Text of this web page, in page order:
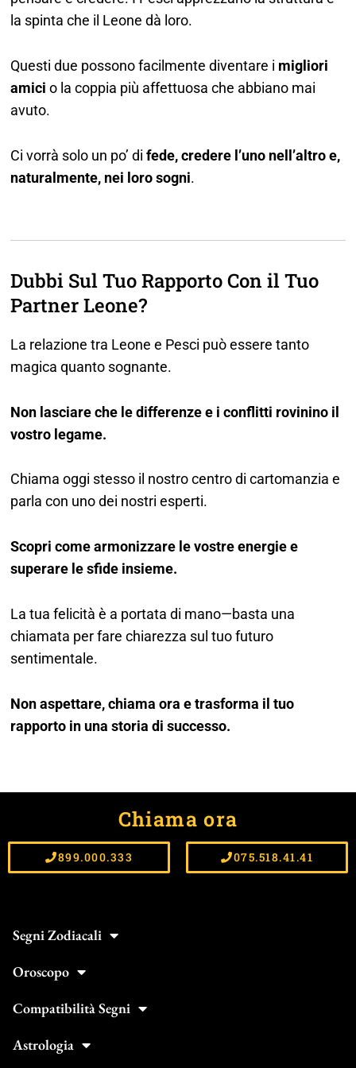
la spinta che il Leone dà loro.
Questi due possono facilmente diventare i migliori
amici o la coppia più affettuosa che abbiano mai
avuto.
Ci vorrà solo un po’ difede, credere l’uno nell’altro e,
naturalmente, nei loro sogni.
Dubbi Sul Tuo Rapporto Con il Tuo
Partner Leone?
La relazione tra Leone e Pesci può essere tanto
magica quanto sognante.
Non lasciare che le differenze e i conflitti rovinino il
vostro legame.
Chiama oggi stesso il nostro centro di cartomanzia e
parla con uno dei nostri esperti.
Scopri come armonizzare le vostre energie e
superare le sfide insieme.
La tua felicità è a portata di mano—basta una
chiamata per fare chiarezza sul tuo futuro
sentimentale.
Non aspettare, chiama ora e trasforma il tuo
rapporto in una storia di successo.
Chiama ora
899.000.333 075.518.41.41
Segni Zodiacali
Oroscopo
Compatibilità Segni
Astrologia